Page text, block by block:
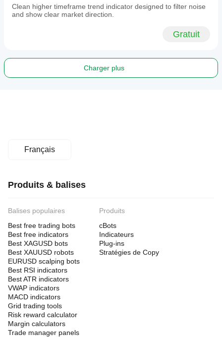
Clean higher timeframe trend indicator designed to filter noise
and show clear market direction.
Gratuit
Charger plus
Français
Produits & balises
Balises populaires
Best free trading bots
Best free indicators
Best XAGUSD bots
Best XAUUSD robots
EURUSD scalping bots
Best RSI indicators
Best ATR indicators
VWAP indicators
MACD indicators
Grid trading tools
Risk reward calculator
Margin calculators
Trade manager panels
Produits
cBots
Indicateurs
Plug-ins
Stratégies de Copy